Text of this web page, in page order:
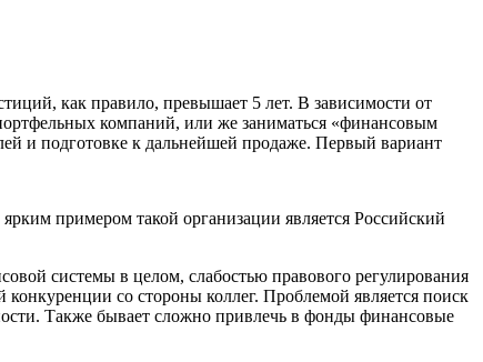
как правило, превышает 5 лет. В зависимости от
компаний, или же заниматься «финансовым
и подготовке к дальнейшей продаже. Первый вариант
примером такой организации является Российский
системы в целом, слабостью правового регулирования
со стороны коллег. Проблемой является поиск
Также бывает сложно привлечь в фонды финансовые